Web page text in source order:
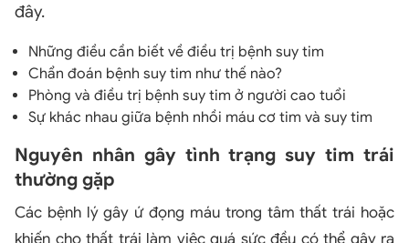
đây.
Những điều cần biết về điều trị bệnh suy tim
Chẩn đoán bệnh suy tim như thế nào?
Phòng và điều trị bệnh suy tim ở người cao tuổi
Sự khác nhau giữa bệnh nhồi máu cơ tim và suy tim
Nguyên nhân gây tình trạng suy tim trái
thường gặp
Các bệnh lý gây ứ đọng máu trong tâm thất trái hoặc